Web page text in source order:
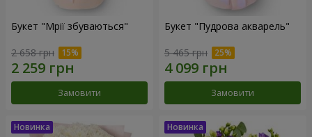
Букет "Мрії збуваються"
2 658 грн
Замовити
Букет "Пудрова акварель"
5 465 грн
Замовити